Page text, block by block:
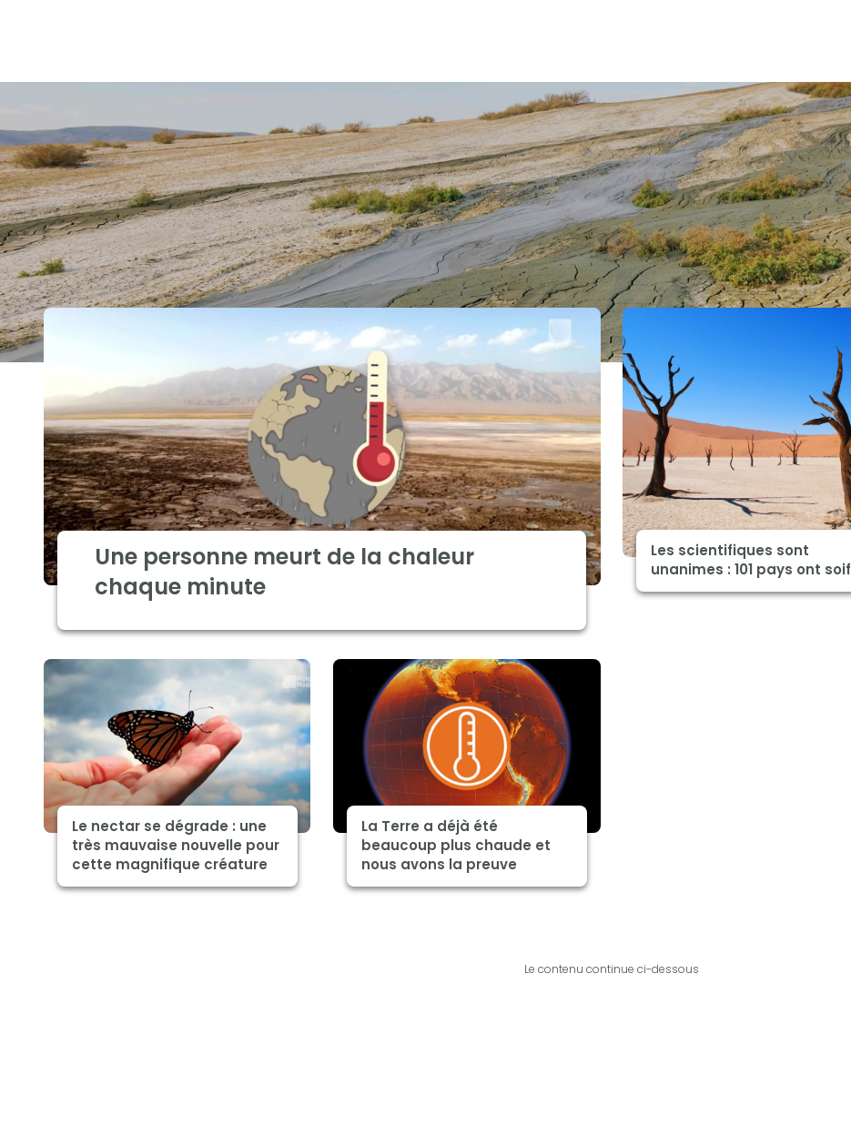
Une personne meurt de la chaleur
chaque minute
Les scientifiques sont
unanimes : 101 pays ont soif
Le nectar se dégrade : une
très mauvaise nouvelle pour
cette magnifique créature
La Terre a déjà été
beaucoup plus chaude et
nous avons la preuve
Le contenu continue ci-dessous